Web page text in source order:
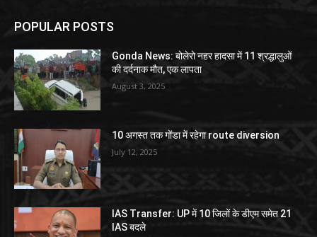
POPULAR POSTS
Gonda News: बोलेरो नहर हादसा में 11 श्रद्धालुओं
की दर्दनाक मौत, एक लापता
August 3, 2025
10 अगस्त तक गोंडा में रहेगा route diversion
July 12, 2025
IAS Transfer: UP में 10 जिलों के डीएम समेत 21
IAS बदले